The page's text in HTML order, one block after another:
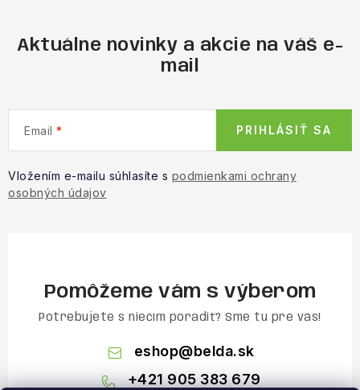
Aktuálne novinky a akcie na váš e-
mail
Email
Vložením e-mailu súhlasíte s podmienkami ochrany
osobných údajov
PRIHLÁSIŤ SA
Pomôžeme vám s výberom
Potrebujete s niečím poradiť? Sme tu pre vás!
eshop@belda.sk
+421 905 383 679